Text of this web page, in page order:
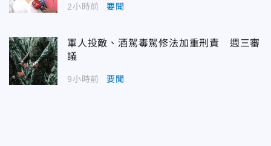
2小時前 要聞
軍人投敵、酒駕毒駕修法加重刑責 週三審
議
9小時前 要聞